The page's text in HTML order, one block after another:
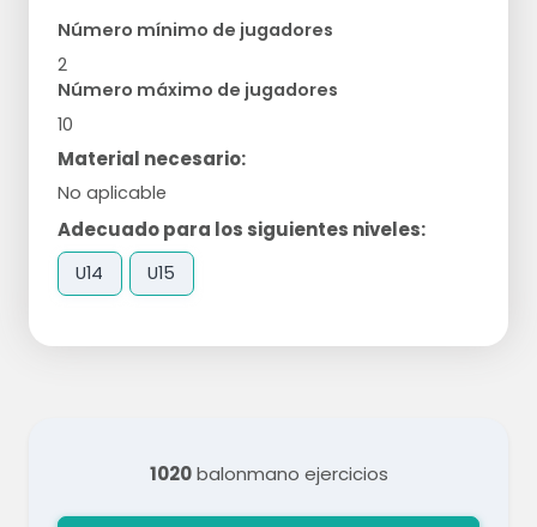
Número mínimo de jugadores
2
Número máximo de jugadores
10
Material necesario:
No aplicable
Adecuado para los siguientes niveles:
U14 U15
1020balonmano ejercicios